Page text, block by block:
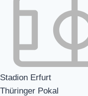
Stadion Erfurt
Thüringer Pokal